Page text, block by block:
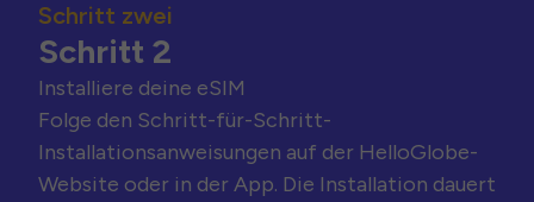
Schritt zwei
Schritt 2
Installiere deine eSIM
Folge den Schritt-für-Schritt-
Installationsanweisungen auf der HelloGlobe-
Website oder in der App. Die Installation dauert